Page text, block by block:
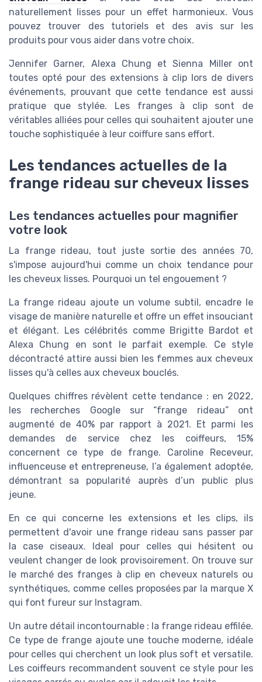
naturellement lisses pour un effet harmonieux. Vous
pouvez trouver des tutoriels et des avis sur les
produits pour vous aider dans votre choix.
Jennifer Garner, Alexa Chung et Sienna Miller ont
toutes opté pour des extensions à clip lors de divers
événements, prouvant que cette tendance est aussi
pratique que stylée. Les franges à clip sont de
véritables alliées pour celles qui souhaitent ajouter une
touche sophistiquée à leur coiffure sans effort.
Les tendances actuelles de la
frange rideau sur cheveux lisses
Les tendances actuelles pour magnifier
votre look
La frange rideau, tout juste sortie des années 70,
s'impose aujourd'hui comme un choix tendance pour
les cheveux lisses. Pourquoi un tel engouement ?
La frange rideau ajoute un volume subtil, encadre le
visage de manière naturelle et offre un effet insouciant
et élégant. Les célébrités comme Brigitte Bardot et
Alexa Chung en sont le parfait exemple. Ce style
décontracté attire aussi bien les femmes aux cheveux
lisses qu'à celles aux cheveux bouclés.
Quelques chiffres révèlent cette tendance : en 2022,
les recherches Google sur “frange rideau” ont
augmenté de 40% par rapport à 2021. Et parmi les
demandes de service chez les coiffeurs, 15%
concernent ce type de frange. Caroline Receveur,
influenceuse et entrepreneuse, l’a également adoptée,
démontrant sa popularité auprès d’un public plus
jeune.
En ce qui concerne les extensions et les clips, ils
permettent d'avoir une frange rideau sans passer par
la case ciseaux. Ideal pour celles qui hésitent ou
veulent changer de look provisoirement. On trouve sur
le marché des franges à clip en cheveux naturels ou
synthétiques, comme celles proposées par la marque X
qui font fureur sur Instagram.
Un autre détail incontournable : la frange rideau effilée.
Ce type de frange ajoute une touche moderne, idéale
pour celles qui cherchent un look plus soft et versatile.
Les coiffeurs recommandent souvent ce style pour les